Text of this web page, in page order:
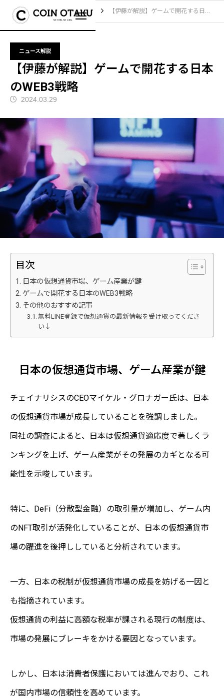
ブログ ニュース解説 【伊藤が解説】ゲームで開花する日本のWEB3戦略
ニュース解説
【伊藤が解説】ゲームで開花する日本
のWEB3戦略
2024.03.29
目次
日本の仮想通貨市場、ゲーム産業が鍵
ゲームで開花する日本のWEB3戦略
その他のおすすめ記事
無料LINE登録で仮想通貨の最新情報を受け取ってくださ
い↓
日本の仮想通貨市場、ゲーム産業が鍵
チェイナリシスのCEOマイケル・グロナガー氏は、日本
の仮想通貨市場が成長していることを強調しました。
同社の調査によると、日本は仮想通貨適応度で著しくラ
ンキングを上げ、ゲーム産業がその発展のカギとなる可
能性を示唆しています。
特に、DeFi（分散型金融）の取引量が増加し、ゲーム内
のNFT取引が活発化していることが、日本の仮想通貨市
場の躍進を後押ししていると分析されています。
一方、日本の税制が仮想通貨市場の成長を妨げる一因と
も指摘されています。
仮想通貨の利益に高額な税率が課される現行の制度は、
市場の発展にブレーキをかける要因となっています。
しかし、日本は消費者保護においては進んでおり、これ
が国内市場の信頼性を高めています。